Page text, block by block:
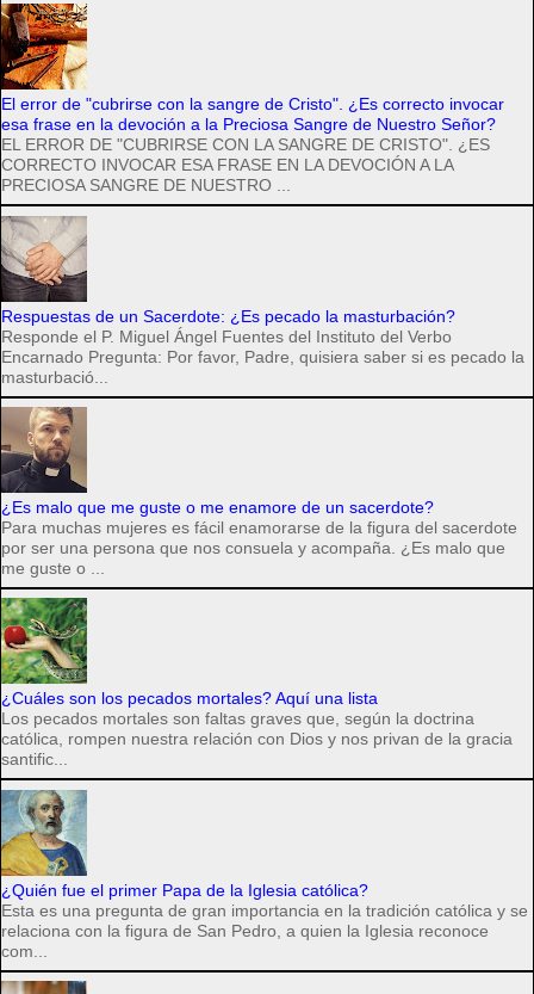
El error de "cubrirse con la sangre de Cristo". ¿Es correcto invocar
esa frase en la devoción a la Preciosa Sangre de Nuestro Señor?
EL ERROR DE "CUBRIRSE CON LA SANGRE DE CRISTO". ¿ES
CORRECTO INVOCAR ESA FRASE EN LA DEVOCIÓN A LA
PRECIOSA SANGRE DE NUESTRO ...
Respuestas de un Sacerdote: ¿Es pecado la masturbación?
Responde el P. Miguel Ángel Fuentes del Instituto del Verbo
Encarnado Pregunta: Por favor, Padre, quisiera saber si es pecado la
masturbació...
¿Es malo que me guste o me enamore de un sacerdote?
Para muchas mujeres es fácil enamorarse de la figura del sacerdote
por ser una persona que nos consuela y acompaña. ¿Es malo que
me guste o ...
¿Cuáles son los pecados mortales? Aquí una lista
Los pecados mortales son faltas graves que, según la doctrina
católica, rompen nuestra relación con Dios y nos privan de la gracia
santific...
¿Quién fue el primer Papa de la Iglesia católica?
Esta es una pregunta de gran importancia en la tradición católica y se
relaciona con la figura de San Pedro, a quien la Iglesia reconoce
com...